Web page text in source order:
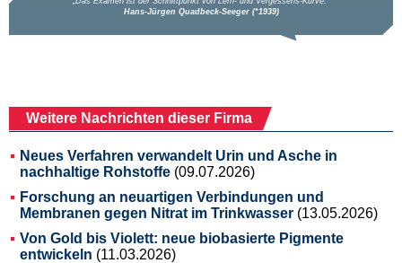
Weitere Nachrichten dieser Firma
Neues Verfahren verwandelt Urin und Asche in
nachhaltige Rohstoffe (09.07.2026)
Forschung an neuartigen Verbindungen und
Membranen gegen Nitrat im Trinkwasser (13.05.2026)
Von Gold bis Violett: neue biobasierte Pigmente
entwickeln (11.03.2026)